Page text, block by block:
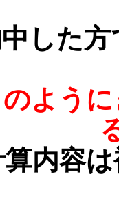
した
よう
内容